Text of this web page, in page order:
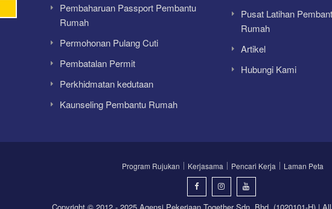
Pembaharuan Passport Pembantu
Rumah
Permohonan Pulang Cuti
Pembatalan Permit
Perkhidmatan kedutaan
Kaunseling Pembantu Rumah
Pusat Latihan
Rumah
Artikel
Hubungi Kami
Program Rujukan Kerjasama Pencari Kerja Laman Peta
Copyright © 2012 - 2025 Agensi Pekerjaan Together Sdn. Bhd. (1020101-H) |